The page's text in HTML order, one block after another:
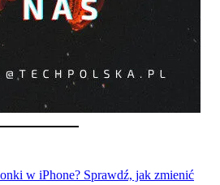
w iPhone? Sprawdź, jak zmienić